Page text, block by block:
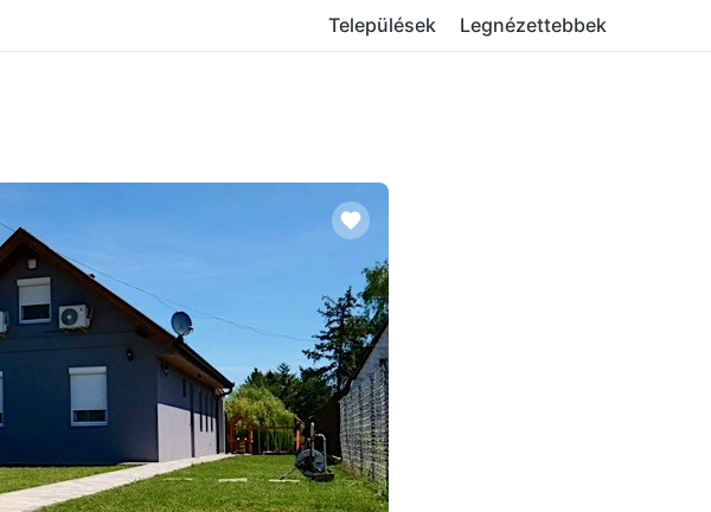
Települések Legnézettebbek